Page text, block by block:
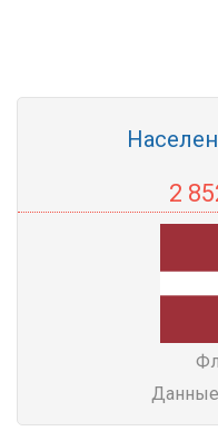
2
Данные